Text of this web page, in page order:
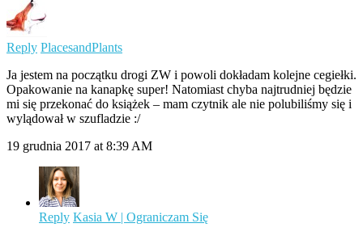
Reply PlacesandPlants
Ja jestem na początku drogi ZW i powoli dokładam kolejne cegiełki.
Opakowanie na kanapkę super! Natomiast chyba najtrudniej będzie
mi się przekonać do książek – mam czytnik ale nie polubiliśmy się i
wylądował w szufladzie :/
19 grudnia 2017 at 8:39 AM
Reply Kasia W | Ograniczam Się